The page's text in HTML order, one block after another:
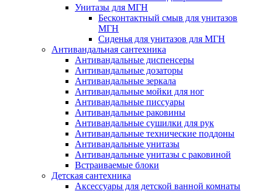
Унитазы для МГН
Бесконтактный смыв для унитазов
МГН
Сиденья для унитазов для МГН
Антивандальная сантехника
Антивандальные диспенсеры
Антивандальные дозаторы
Антивандальные зеркала
Антивандальные мойки для ног
Антивандальные писсуары
Антивандальные раковины
Антивандальные сушилки для рук
Антивандальные технические поддоны
Антивандальные унитазы
Антивандальные унитазы с раковиной
Встраиваемые блоки
Детская сантехника
Аксессуары для детской ванной комнаты